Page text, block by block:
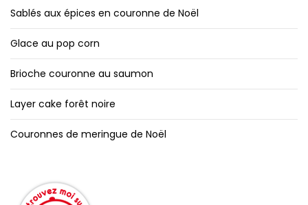
Sablés aux épices en couronne de Noël
Glace au pop corn
Brioche couronne au saumon
Layer cake forêt noire
Couronnes de meringue de Noël